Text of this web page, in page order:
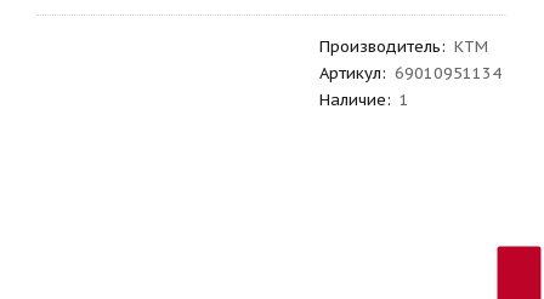
Производитель: KTM
Артикул: 69010951134
Наличие: 1